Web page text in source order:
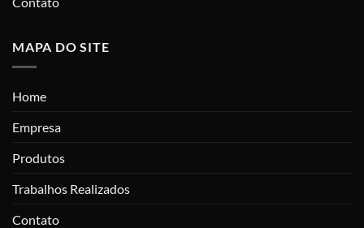
MAPA DO SITE
Home
Empresa
Produtos
Trabalhos Realizados
Contato